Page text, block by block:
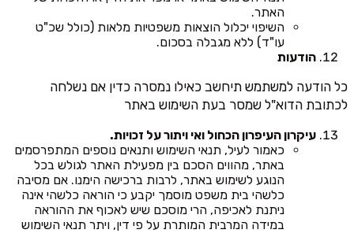
האתר.
השיפוי יכלול הוצאות משפטיות מלאות (כולל שכ"ט
עו"ד) ללא מגבלה בסכום.
הודעות
כל הודעה למשתמש תיחשב כאילו נמסרה כדין אם נשלחה
לכתובת הדוא"ל שמסר בעת השימוש באתר
עיקרון העיפרון הכחול ואי ויתור על זכויות.
כאמור לעיל, תנאי השימוש ותנאים נוספים המתפרסמים
באתר, מהווים הסכם בין מפעילת האתר לגולש בכל
הנוגע לשימוש באתר, לרבות ברכישה הימנו. אם מסיבה
כלשהי בית משפט מוסמך יקבע כי הוראה כלשהי אינה
ניתנת לאכיפה, הרי מוסכם שיש לאכוף את ההוראה
במידה המרבית המותרת על פי דין, ויתר תנאי השימוש